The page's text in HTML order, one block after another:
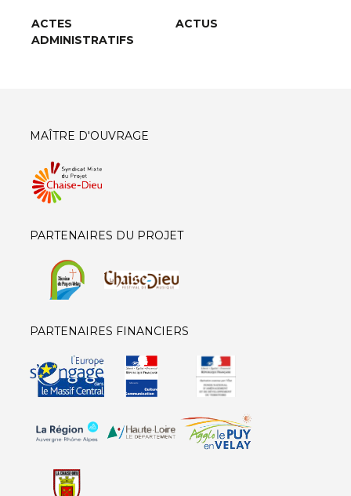
ACTES
ADMINISTRATIFS
ACTUS
MAÎTRE D'OUVRAGE
PARTENAIRES DU PROJET
PARTENAIRES FINANCIERS